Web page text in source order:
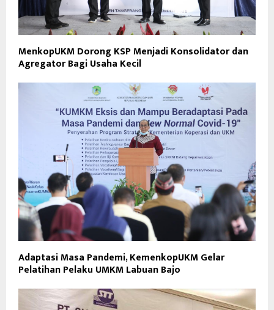
MenkopUKM Dorong KSP Menjadi Konsolidator dan
Agregator Bagi Usaha Kecil
Adaptasi Masa Pandemi, KemenkopUKM Gelar
Pelatihan Pelaku UMKM Labuan Bajo